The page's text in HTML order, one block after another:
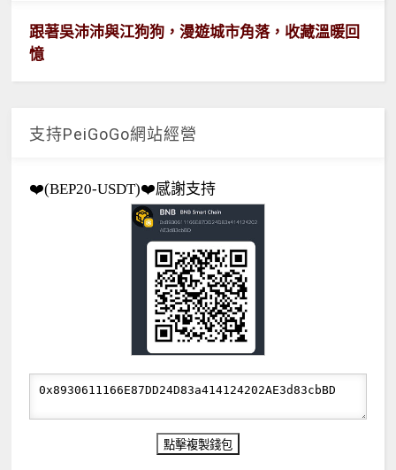
跟著吳沛沛與江狗狗，漫遊城市角落，收藏溫暖回
憶
支持PeiGoGo網站經營
❤️(BEP20-USDT)❤️感謝支持